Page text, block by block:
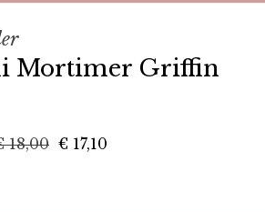
Mortimer Griffin
18,00 € 17,10